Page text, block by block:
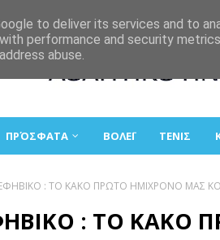
ΠΡΌΣΦΑΤΑ ΒΟΛΕΪ ΤΕΝΙΣ
: ΤΟ ΚΑΚΟ ΠΡΩΤΟ ΗΜΙΧΡΟΝΟ ΜΑΣ
: ΤΟ ΚΑΚΟ
to deliver its services and to
performance and security
abuse.